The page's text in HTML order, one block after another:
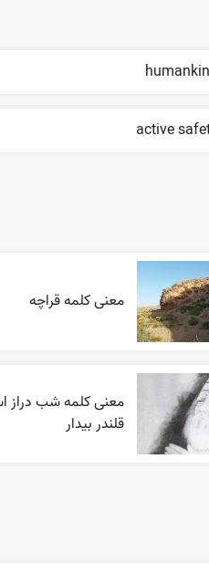
معنی کلمه قراچه
معنی کلمه شب دراز
قلندر بیدار